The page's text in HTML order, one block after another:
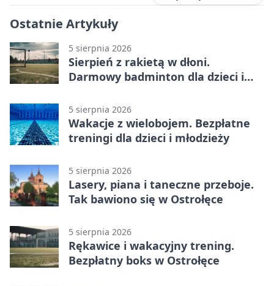
Ostatnie Artykuły
5 sierpnia 2026
Sierpień z rakietą w dłoni.
Darmowy badminton dla dzieci i
5 sierpnia 2026
Wakacje z wielobojem. Bezpłatne
treningi dla dzieci i młodzieży
5 sierpnia 2026
Lasery, piana i taneczne przeboje.
Tak bawiono się w Ostrołęce
5 sierpnia 2026
Rękawice i wakacyjny trening.
Bezpłatny boks w Ostrołęce